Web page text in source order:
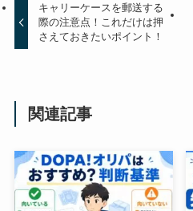
キャリーケースを郵送する
際の注意点！これだけは押
さえておきたいポイント！
関連記事